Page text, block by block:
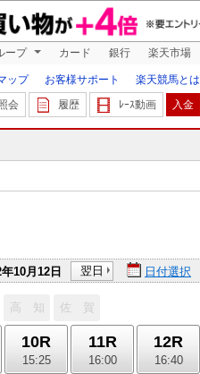
ープ カード 銀行 楽天市場
ップ お客様サポート
楽天競馬とは
会 履歴 ﾚｰｽ動画 入金
10月12日 翌日 日付選択
高 知
佐 賀
10R
15:25
11R
16:00
12R
16:40